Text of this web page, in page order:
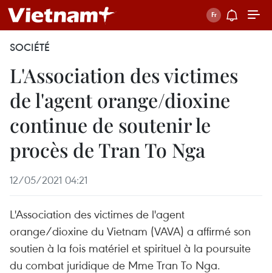
SOCIÉTÉ
L'Association des victimes
de l'agent orange/dioxine
continue de soutenir le
procès de Tran To Nga
12/05/2021 04:21
L'Association des victimes de l'agent
orange/dioxine du Vietnam (VAVA) a affirmé son
soutien à la fois matériel et spirituel à la poursuite
du combat juridique de Mme Tran To Nga.